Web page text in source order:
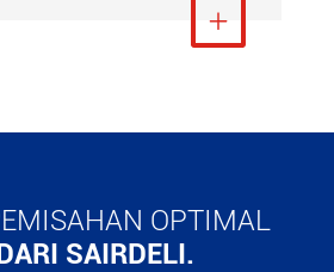
Lihat Lebih Banyak

OPTIMAL
SAIRDELI.